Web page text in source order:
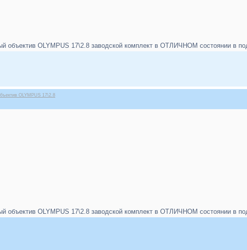
объектив OLYMPUS 17\2.8 заводской комплект в ОТЛИЧНОМ состоянии в
OLYMPUS 17\2.8
объектив OLYMPUS 17\2.8 заводской комплект в ОТЛИЧНОМ состоянии в